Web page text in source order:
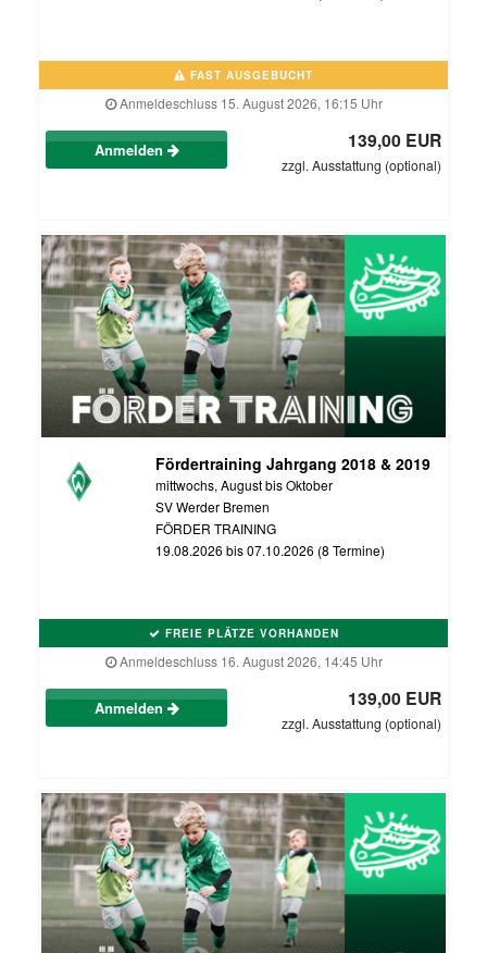
FAST AUSGEBUCHT
Anmeldeschluss 15. August 2026, 16:15 Uhr
Anmelden 139,00 EUR
zzgl. Ausstattung (optional)
Fördertraining Jahrgang 2018 & 2019
mittwochs, August bis Oktober
SV Werder Bremen
FÖRDER TRAINING
19.08.2026 bis 07.10.2026 (8 Termine)
FREIE PLÄTZE VORHANDEN
Anmeldeschluss 16. August 2026, 14:45 Uhr
Anmelden 139,00 EUR
zzgl. Ausstattung (optional)